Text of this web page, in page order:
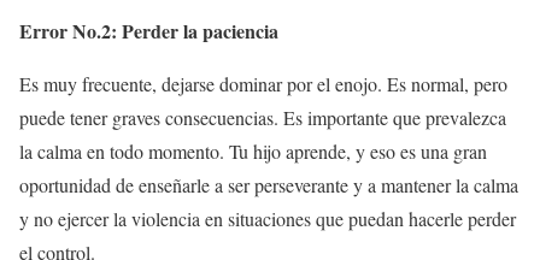
Error No.2: Perder la paciencia
Es muy frecuente, dejarse dominar por el enojo. Es normal, pero
puede tener graves consecuencias. Es importante que prevalezca
la calma en todo momento. Tu hijo aprende, y eso es una gran
oportunidad de enseñarle a ser perseverante y a mantener la calma
y no ejercer la violencia en situaciones que puedan hacerle perder
el control.